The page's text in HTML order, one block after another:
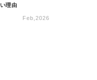
い理由
Feb,2026